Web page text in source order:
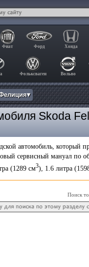
Фиат Форд Хонда
Фольксваген Вольво
Skoda
автомобиль, который
сервисный мануал
(1289 см3), 1.6 литра
Поиск